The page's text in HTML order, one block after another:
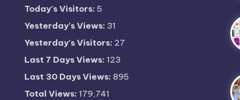
Today's Visitors: 5
Yesterday's Views: 31
Yesterday's Visitors: 27
Last 7 Days Views: 123
Last 30 Days Views: 895
Total Views: 179,741